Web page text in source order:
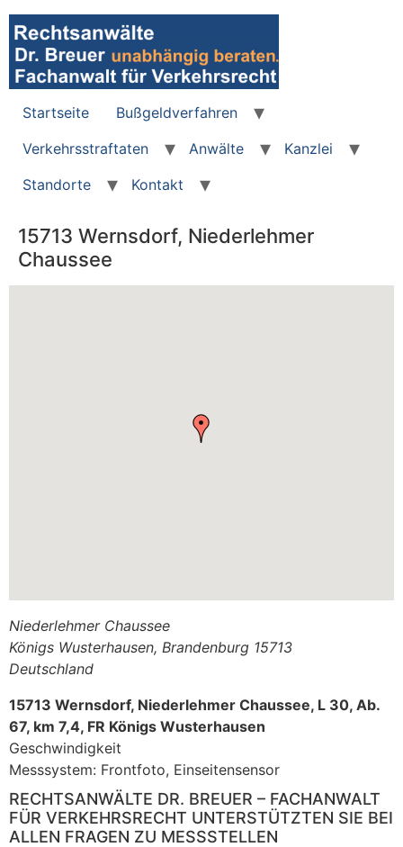
Zum
Inhalt
wechseln
Startseite
Bußgeldverfahren
Verkehrsstraftaten
Anwälte
Kanzlei
Standorte
Kontakt
15713 Wernsdorf, Niederlehmer
Chaussee
Niederlehmer Chaussee
Königs Wusterhausen, Brandenburg 15713
Deutschland
15713 Wernsdorf, Niederlehmer Chaussee, L 30, Ab.
67, km 7,4, FR Königs Wusterhausen
Geschwindigkeit
Messsystem: Frontfoto, Einseitensensor
RECHTSANWÄLTE DR. BREUER – FACHANWALT
FÜR VERKEHRSRECHT UNTERSTÜTZTEN SIE BEI
ALLEN FRAGEN ZU MESSSTELLEN